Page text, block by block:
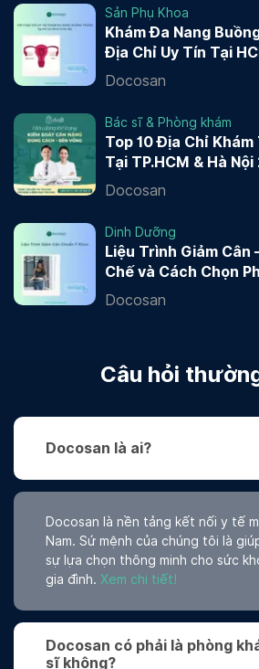
Sản Phụ Khoa
Khám Đa Nang
Địa Chỉ Uy Tín Tại
Docosan
Bác sĩ & Phòng khám
Top 10 Địa Chỉ
Tại TP.HCM & Hà
Docosan
Dinh Dưỡng
Liệu Trình Giảm Cân
Chế và Cách Chọn
Docosan
Câu hỏi
Docosan là ai?
Docosan là nền tảng kết nối y tế
Nam. Sứ mệnh của chúng tôi là
sự lựa chọn thông minh cho sức
gia đình. Xem chi tiết!
Docosan có phải là phòng
sĩ không?